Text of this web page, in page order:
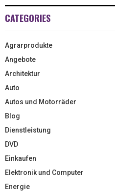
CATEGORIES
Agrarprodukte
Angebote
Architektur
Auto
Autos und Motorräder
Blog
Dienstleistung
DVD
Einkaufen
Elektronik und Computer
Energie